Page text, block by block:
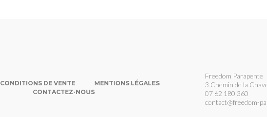
CONDITIONS DE VENTE
MENTIONS LÉGALES
CONTACTEZ-NOUS
Freedom Parapente
3 Chemin de la
07 62 180 360
contact@freedom-